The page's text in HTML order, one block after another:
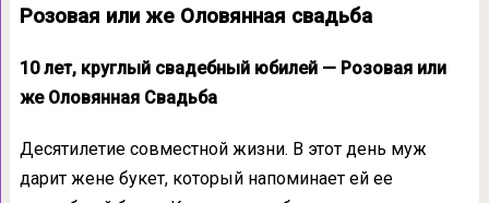
Розовая или же Оловянная свадьба
10 лет, круглый свадебный юбилей — Розовая или
же Оловянная Свадьба
Десятилетие совместной жизни. В этот день муж
дарит жене букет, который напоминает ей ее